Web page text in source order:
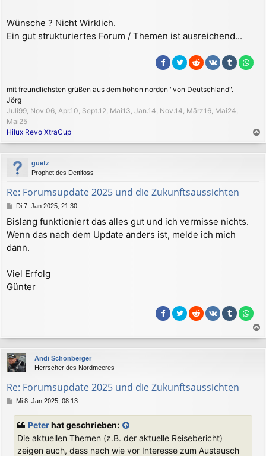
Wünsche ? Nicht Wirklich.
Ein gut strukturiertes Forum / Themen ist ausreichend...
mit freundlichsten grüßen aus dem hohen norden "von Deutschland".
Jörg
Juli99, Nov.06, Apr.10, Sept.12, Mai13, Jan.14, Nov.14, März16, Mai24,
Mai25
Hilux Revo XtraCup
a
c
guefz
Prophet des Dettifoss
Re: Forumsupdate 2025 und die Zukunftsaussichten
B
i
t
a
Di 7. Jan 2025, 21:30
Bislang funktioniert das alles gut und ich vermisse nichts.
Wenn das nach dem Update anders ist, melde ich mich
dann.
Viel Erfolg
Günter
a
c
Andi Schönberger
Herrscher des Nordmeeres
Re: Forumsupdate 2025 und die Zukunftsaussichten
BMi 8. Jan 2025, 08:13
Peterhat geschrieben:
Die aktuellen Themen (z.B. der aktuelle Reisebericht)
zeigen auch, dass nach wie vor Interesse zum Austausch